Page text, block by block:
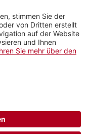
Threads X